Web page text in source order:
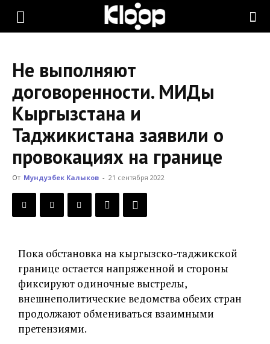
KLOOP.KG
Новости
Кыргызстана
Не выполняют
договоренности. МИДы
Кыргызстана и
Таджикистана заявили о
провокациях на границе
От Мундузбек Калыков - 21 сентября 2022
Пока обстановка на кыргызско-таджикской
границе остается напряженной и стороны
фиксируют одиночные выстрелы,
внешнеполитические ведомства обеих стран
продолжают обмениваться взаимными
претензиями.